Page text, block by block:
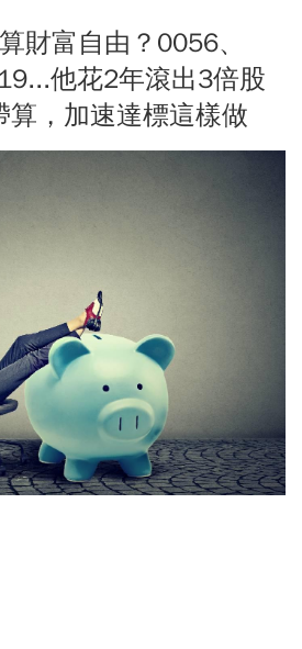
財富自由？0056、
他花2年滾出3倍股
算，加速達標這樣做